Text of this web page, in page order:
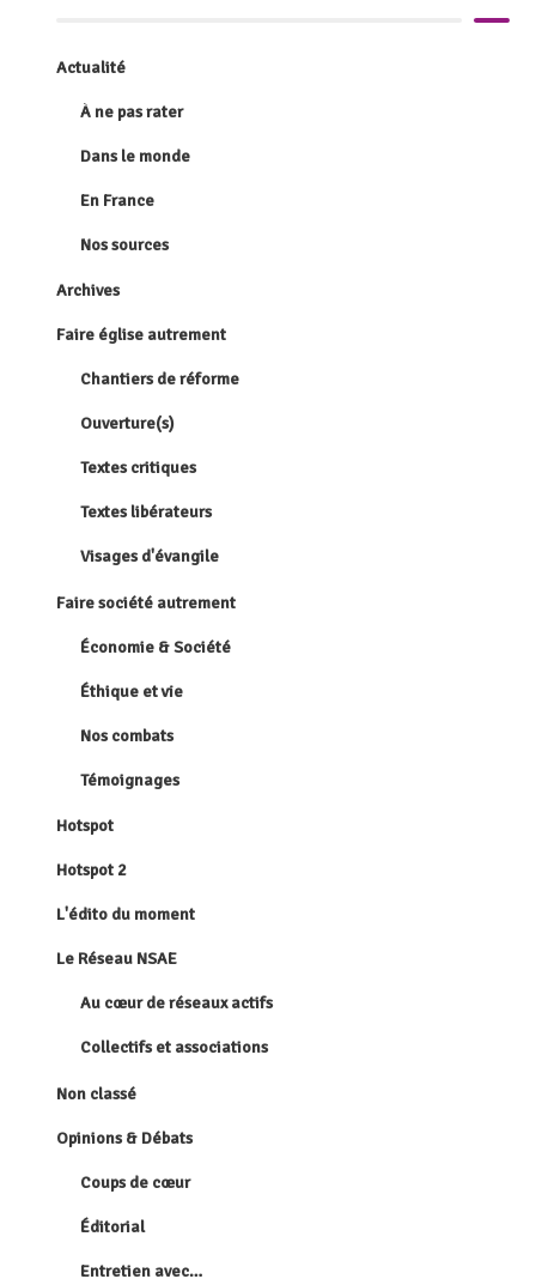
Actualité
À ne pas rater
Dans le monde
En France
Nos sources
Archives
Faire église autrement
Chantiers de réforme
Ouverture(s)
Textes critiques
Textes libérateurs
Visages d'évangile
Faire société autrement
Économie & Société
Éthique et vie
Nos combats
Témoignages
Hotspot
Hotspot 2
L'édito du moment
Le Réseau NSAE
Au cœur de réseaux actifs
Collectifs et associations
Non classé
Opinions & Débats
Coups de cœur
Éditorial
Entretien avec…